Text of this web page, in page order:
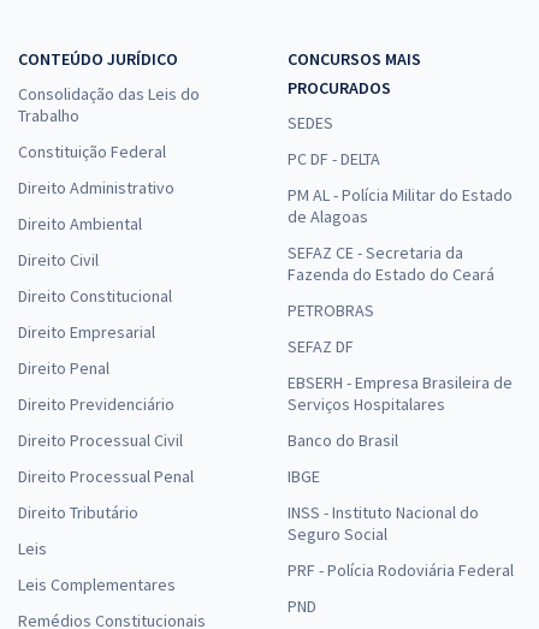
CONTEÚDO JURÍDICO
Consolidação das Leis do
Trabalho
Constituição Federal
Direito Administrativo
Direito Ambiental
Direito Civil
Direito Constitucional
Direito Empresarial
Direito Penal
Direito Previdenciário
Direito Processual Civil
Direito Processual Penal
Direito Tributário
Leis
Leis Complementares
Remédios Constitucionais
CONCURSOS MAIS
PROCURADOS
SEDES
PC DF - DELTA
PM AL - Polícia Militar do Estado
de Alagoas
SEFAZ CE - Secretaria da
Fazenda do Estado do Ceará
PETROBRAS
SEFAZ DF
EBSERH - Empresa Brasileira de
Serviços Hospitalares
Banco do Brasil
IBGE
INSS - Instituto Nacional do
Seguro Social
PRF - Polícia Rodoviária Federal
PND